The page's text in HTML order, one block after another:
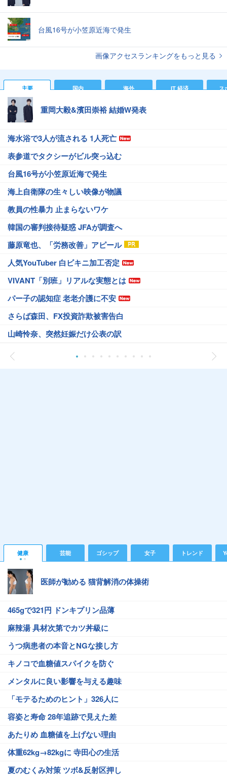
台風16号が小笠原近海で発生
画像アクセスランキングをもっと見る
主要 国内 海外 IT 経済 ス
重岡大毅&濱田崇裕 結婚W発表
海水浴で3人が流される 1人死亡
表参道でタクシーがビル突っ込む
台風16号が小笠原近海で発生
海上自衛隊の生々しい映像が物議
教員の性暴力 止まらないワケ
韓国の審判接待疑惑 JFAが調査へ
藤原竜也、「労務改善」アピール
人気YouTuber 白ビキニ加工否定
VIVANT「別班」リアルな実態とは
パー子の認知症 老老介護に不安
さらば森田、FX投資詐欺被害告白
山崎怜奈、突然妊娠だけ公表の訳
健康 芸能 ゴシップ 女子 トレンド
医師が勧める 猫背解消の体操術
465gで321円 ドンキプリン品薄
麻辣湯 具材次第でカツ丼級に
うつ病患者の本音とNGな接し方
キノコで血糖値スパイクを防ぐ
メンタルに良い影響を与える趣味
「モテるためのヒント」326人に
容姿と寿命 28年追跡で見えた差
あたりめ 血糖値を上げない理由
体重62kg→82kgに 寺田心の生活
夏のむくみ対策 ツボ&反射区押し